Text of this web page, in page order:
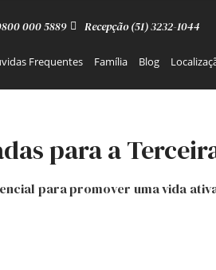
000 5889 Recepção (51) 3232-1044
Frequentes Família Blog
para a
para promover uma vida